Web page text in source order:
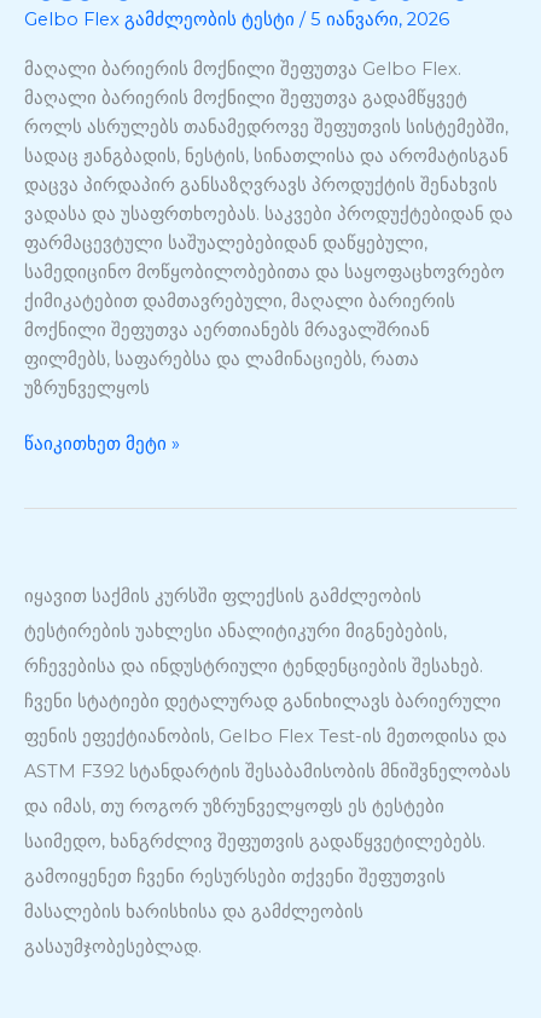
Gelbo Flex გამძლეობის ტესტი / 5 იანვარი, 2026
მაღალი ბარიერის მოქნილი შეფუთვა Gelbo Flex.
მაღალი ბარიერის მოქნილი შეფუთვა გადამწყვეტ
როლს ასრულებს თანამედროვე შეფუთვის სისტემებში,
სადაც ჟანგბადის, ნესტის, სინათლისა და არომატისგან
დაცვა პირდაპირ განსაზღვრავს პროდუქტის შენახვის
ვადასა და უსაფრთხოებას. საკვები პროდუქტებიდან და
ფარმაცევტული საშუალებებიდან დაწყებული,
სამედიცინო მოწყობილობებითა და საყოფაცხოვრებო
ქიმიკატებით დამთავრებული, მაღალი ბარიერის
მოქნილი შეფუთვა აერთიანებს მრავალშრიან
ფილმებს, საფარებსა და ლამინაციებს, რათა
უზრუნველყოს
Gelbo
Flex-
ის
ტესტირება
წაიკითხეთ მეტი »
იყავით საქმის კურსში ფლექსის გამძლეობის
ტესტირების უახლესი ანალიტიკური მიგნებების,
რჩევებისა და ინდუსტრიული ტენდენციების შესახებ.
ჩვენი სტატიები დეტალურად განიხილავს ბარიერული
ფენის ეფექტიანობის, Gelbo Flex Test-ის მეთოდისა და
ASTM F392 სტანდარტის შესაბამისობის მნიშვნელობას
და იმას, თუ როგორ უზრუნველყოფს ეს ტესტები
საიმედო, ხანგრძლივ შეფუთვის გადაწყვეტილებებს.
გამოიყენეთ ჩვენი რესურსები თქვენი შეფუთვის
მასალების ხარისხისა და გამძლეობის
გასაუმჯობესებლად.